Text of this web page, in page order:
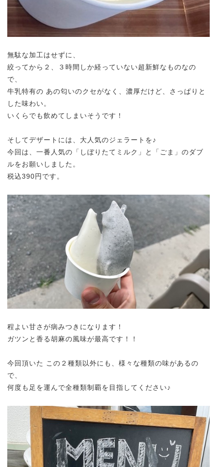
無駄な加工はせずに、
絞ってから２、３時間しか経っていない超新鮮なものなの
で、
牛乳特有の あの匂いのクセがなく、濃厚だけど、さっぱりと
した味わい。
いくらでも飲めてしまいそうです！
そしてデザートには、大人気のジェラートを♪
今回は、一番人気の「しぼりたてミルク」と「ごま」のダブ
ルをお願いしました。
税込390円です。
程よい甘さが病みつきになります！
ガツンと香る胡麻の風味が最高です！！
今回頂いた この２種類以外にも、様々な種類の味があるの
で、
何度も足を運んで全種類制覇を目指してください♪